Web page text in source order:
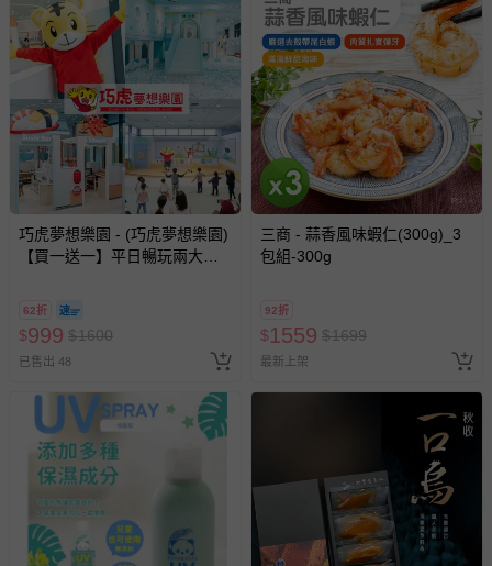
會主動以簡訊及mail通知訂單取消事宜，並將提供適當補
償。
巧虎夢想樂園 - (巧虎夢想樂園)
【買一送一】平日暢玩兩大一
券使用
62折
$999 $1600
已售出 48
三商 - 蒜香風味蝦仁(300g)_3
包組-300g
92折
$1559 $1699
最新上架